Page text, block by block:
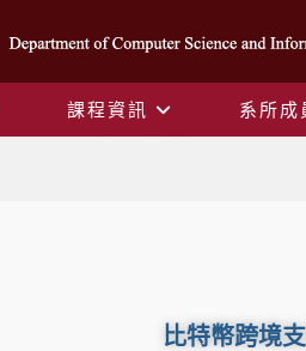
課程資訊 系所成
比特幣跨境